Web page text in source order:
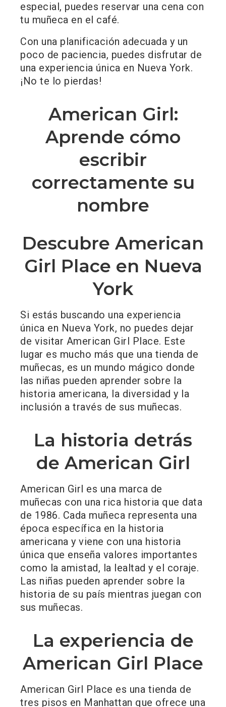
especial, puedes reservar una cena con
tu muñeca en el café.
Con una planificación adecuada y un
poco de paciencia, puedes disfrutar de
una experiencia única en Nueva York.
¡No te lo pierdas!
American Girl:
Aprende cómo
escribir
correctamente su
nombre
Descubre American
Girl Place en Nueva
York
Si estás buscando una experiencia
única en Nueva York, no puedes dejar
de visitar American Girl Place. Este
lugar es mucho más que una tienda de
muñecas, es un mundo mágico donde
las niñas pueden aprender sobre la
historia americana, la diversidad y la
inclusión a través de sus muñecas.
La historia detrás
de American Girl
American Girl es una marca de
muñecas con una rica historia que data
de 1986. Cada muñeca representa una
época específica en la historia
americana y viene con una historia
única que enseña valores importantes
como la amistad, la lealtad y el coraje.
Las niñas pueden aprender sobre la
historia de su país mientras juegan con
sus muñecas.
La experiencia de
American Girl Place
American Girl Place es una tienda de
tres pisos en Manhattan que ofrece una